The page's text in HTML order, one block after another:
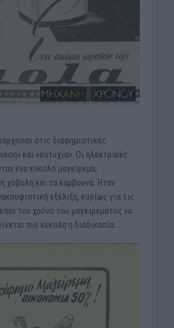
στις διαφημιστικές
και «ευτυχία». Οι ηλεκτρικές
ένα εύκολο μαγείρεμα,
χόβολη και τα κάρβουνα. Ήταν
εξέλιξη, κυρίως για τις
τον χρόνο του μαγειρέματος να
πιο εύκολη η διαδικασία….